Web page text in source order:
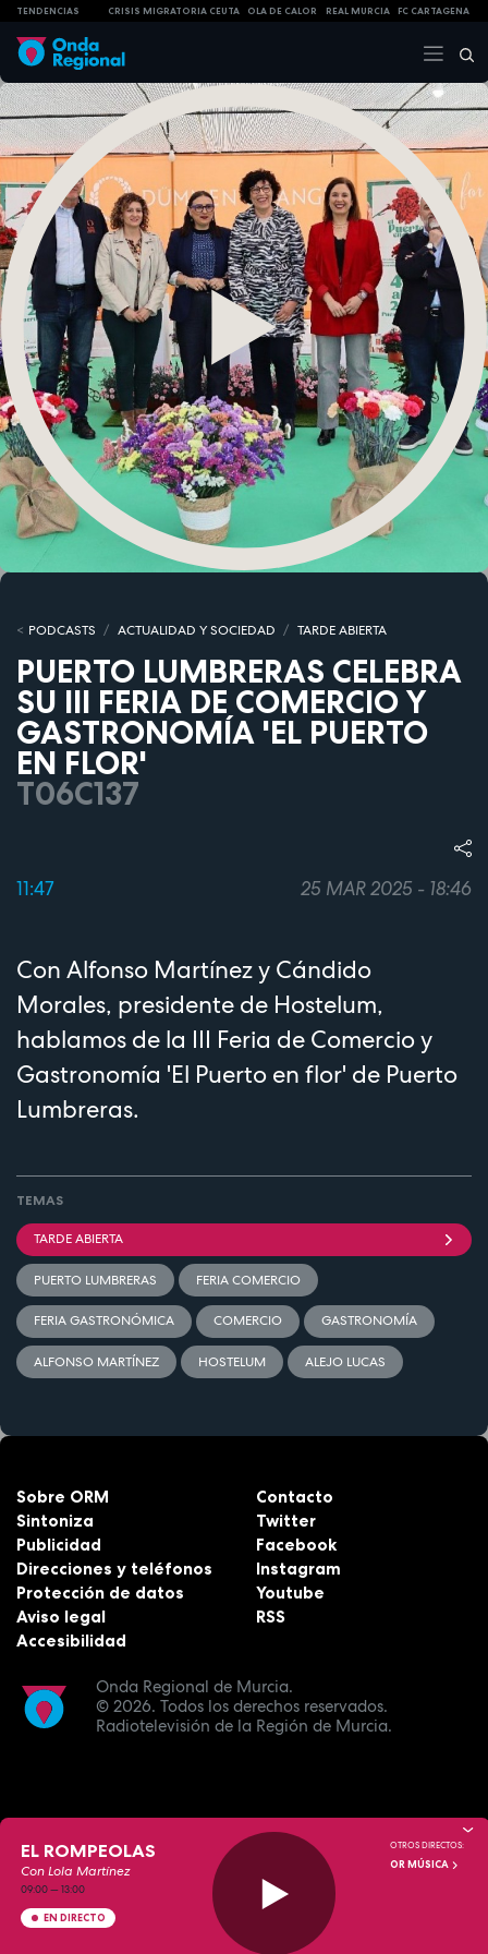
TENDENCIAS CRISIS MIGRATORIA CEUTA OLA DE CALOR REAL MURCIA FC CARTAGENA
PODCASTS ACTUALIDAD Y SOCIEDAD TARDE ABIERTA
PUERTO LUMBRERAS CELEBRA
SU III FERIA DE COMERCIO Y
GASTRONOMÍA 'EL PUERTO
EN FLOR'
T06C137
11:47 25 MAR 2025 - 18:46
Con Alfonso Martínez y Cándido
Morales, presidente de Hostelum,
hablamos de la III Feria de Comercio y
Gastronomía 'El Puerto en flor' de Puerto
Lumbreras.
TEMAS
TARDE ABIERTA
PUERTO LUMBRERAS FERIA COMERCIO
FERIA GASTRONÓMICA COMERCIO GASTRONOMÍA
ALFONSO MARTÍNEZ HOSTELUM ALEJO LUCAS
Onda Regional de Murcia.
© 2026. Todos los derechos reservados.
Radiotelevisión de la Región de Murcia.
Sobre ORM
Sintoniza
Publicidad
Direcciones y teléfonos
Protección de datos
Aviso legal
Accesibilidad
Contacto
Twitter
Facebook
Instagram
Youtube
RSS
EL ROMPEOLAS
Con Lola Martínez
09:00—13:00
EN DIRECTO
OTROS DIRECTOS:
OR MÚSICA